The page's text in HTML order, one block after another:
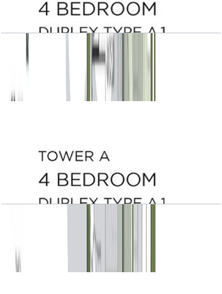
Central Park Plaza, Tower A, 4 BR, Duplex
Type A.1, Ground Level, 5747 SQFT
باز کردن چیدمان
باز کردن چیدمان